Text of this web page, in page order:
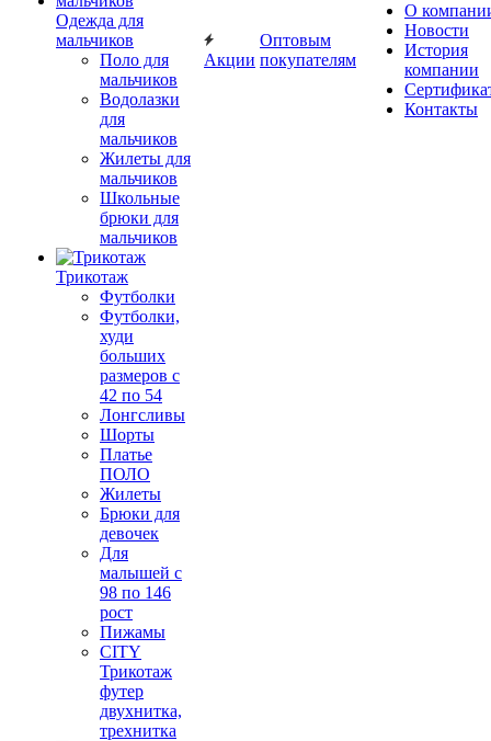
Одежда для
мальчиков
Поло для
мальчиков
Водолазки
для
мальчиков
Жилеты для
мальчиков
Школьные
брюки для
мальчиков
Трикотаж
Футболки
Футболки,
худи
больших
размеров с
42 по 54
Лонгсливы
Шорты
Платье
ПОЛО
Жилеты
Брюки для
девочек
Для
малышей с
98 по 146
рост
Пижамы
CITY
Трикотаж
футер
двухнитка,
трехнитка
Акции
Оптовым
покупателям
О
Новости
История
компании
Контакты